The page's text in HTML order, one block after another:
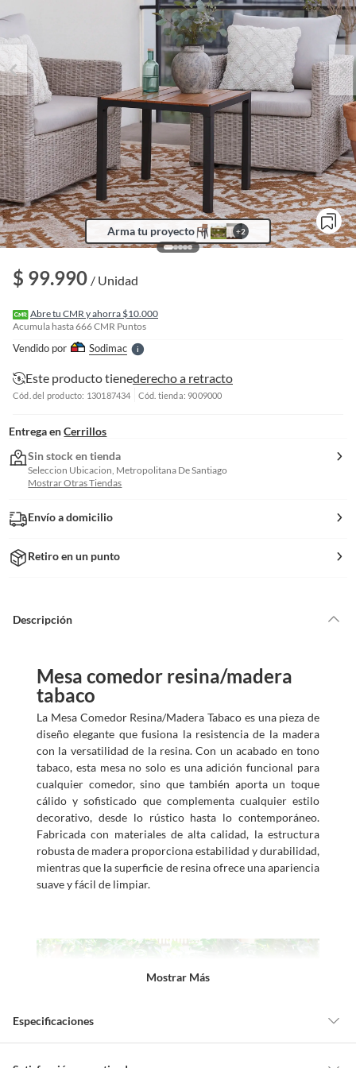
Arma tu proyecto +2
$ 99.990 / Unidad
Abre tu CMR y ahorra $10.000
Acumula hasta666CMR Puntos
Vendido por SodimacS
l
l
r
f
o
Este producto tienederecho a retracto
Cód. del producto: 130187434 Cód. tienda: 9009000
Entrega en Cerrillos
Sin stock en tienda
Seleccion Ubicacion, Metropolitana De Santiago
Mostrar Otras Tiendas
Envío a domicilio
Retiro en un punto
Descripción
Mesa comedor resina/madera
tabaco
La Mesa Comedor Resina/Madera Tabaco es una pieza de
diseño elegante que fusiona la resistencia de la madera
con la versatilidad de la resina. Con un acabado en tono
tabaco, esta mesa no solo es una adición funcional para
cualquier comedor, sino que también aporta un toque
cálido y sofisticado que complementa cualquier estilo
decorativo, desde lo rústico hasta lo contemporáneo.
Fabricada con materiales de alta calidad, la estructura
robusta de madera proporciona estabilidad y durabilidad,
mientras que la superficie de resina ofrece una apariencia
suave y fácil de limpiar.
Mostrar Más
Especificaciones